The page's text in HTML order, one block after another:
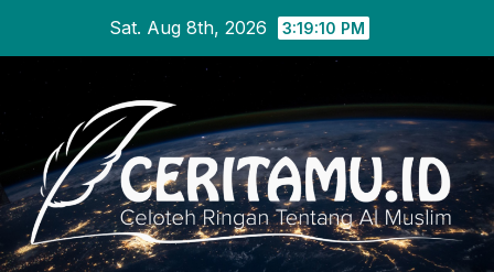
Sat. Aug 8th, 2026 3:19:11 PM